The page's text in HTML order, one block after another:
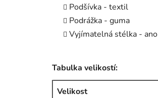
Podšívka - textil
Podrážka - guma
Vyjímatelná stélka - ano
Tabulka velikostí:
Velikost